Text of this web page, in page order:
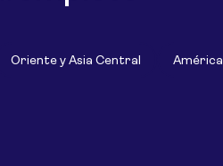
Oriente y Asia Central América